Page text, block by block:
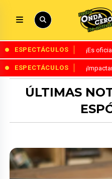
ESPECTÁCULOS ¡Es
ESPECTÁCULOS
ÚLTIMAS